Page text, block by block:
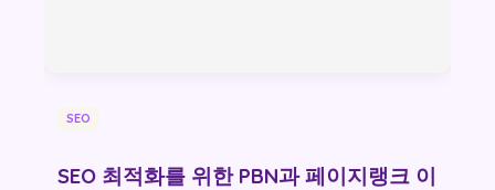
SEO
SEO 최적화를 위한 PBN과 페이지랭크 이